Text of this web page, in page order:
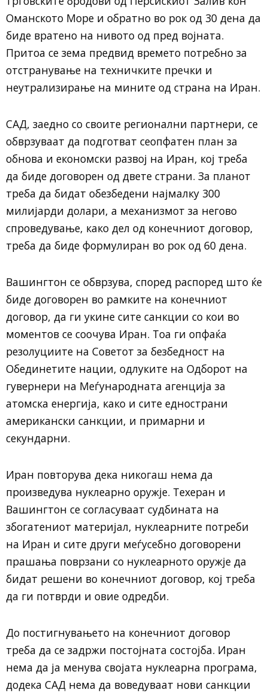
Оманското Море и обратно во рок од 30 дена да
биде вратено на нивото од пред војната.
Притоа се зема предвид времето потребно за
отстранување на техничките пречки и
неутрализирање на мините од страна на Иран.
САД, заедно со своите регионални партнери, се
обврзуваат да подготват сеопфатен план за
обнова и економски развој на Иран, кој треба
да биде договорен од двете страни. За планот
треба да бидат обезбедени најмалку 300
милијарди долари, а механизмот за негово
спроведување, како дел од конечниот договор,
треба да биде формулиран во рок од 60 дена.
Вашингтон се обврзува, според распоред што ќе
биде договорен во рамките на конечниот
договор, да ги укине сите санкции со кои во
моментов се соочува Иран. Тоа ги опфаќа
резолуциите на Советот за безбедност на
Обединетите нации, одлуките на Одборот на
гувернери на Меѓународната агенција за
атомска енергија, како и сите еднострани
американски санкции, и примарни и
секундарни.
Иран повторува дека никогаш нема да
произведува нуклеарно оружје. Техеран и
Вашингтон се согласуваат судбината на
збогатениот материјал, нуклеарните потреби
на Иран и сите други меѓусебно договорени
прашања поврзани со нуклеарното оружје да
бидат решени во конечниот договор, кој треба
да ги потврди и овие одредби.
До постигнувањето на конечниот договор
треба да се задржи постојната состојба. Иран
нема да ја менува својата нуклеарна програма,
додека САД нема да воведуваат нови санкции